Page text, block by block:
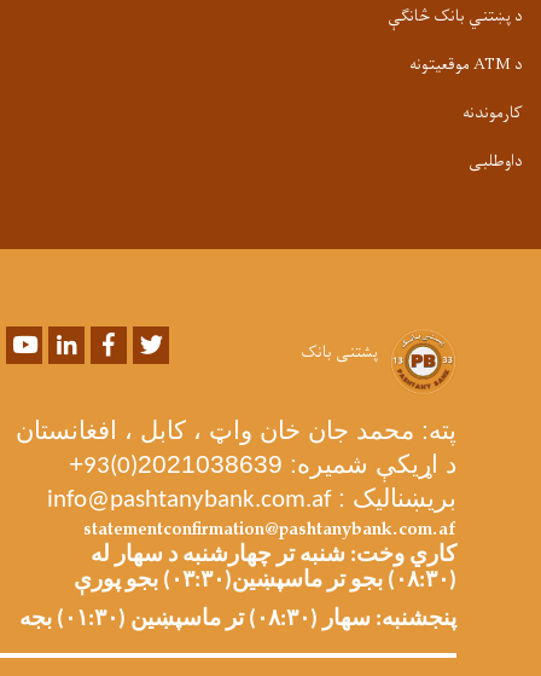
د پښتني بانک څانګې
د ATM موقعیتونه
کارموندنه
داوطلبی
پشتنی بانک YoutubeLinkedInFacebook
پته: محمد جان خان واټ ، کابل ، افغانستان
د اړیکې شمیره: 2021038639
93(0)
+
بریښنالیک :info@pashtanybank.com.af
statementconfirmation@pashtanybank.com.af
کاري وخت: شنبه تر چهارشنبه د سهار له
(۰۸:۳۰) بجو تر ماسپښین(۰۳:۳۰) بجو پورې
پنجشنبه: سهار (۰۸:۳۰) تر ماسپښین (۰۱:۳۰) بجه